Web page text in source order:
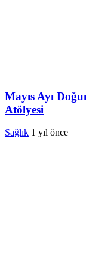
Mayıs Ayı
Atölyesi
Sağlık 1 yıl önce